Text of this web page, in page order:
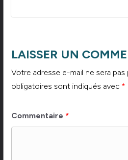
LAISSER UN
Votre adresse e-mail ne sera pas
obligatoires sont indiqués avec *
Commentaire *